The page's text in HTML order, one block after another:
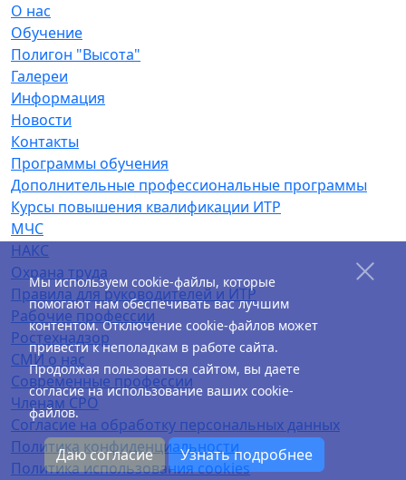
О нас
Обучение
Полигон "Высота"
Галереи
Информация
Новости
Контакты
Программы обучения
Дополнительные профессиональные программы
Курсы повышения квалификации ИТР
МЧС
НАКС
Охрана труда
Правила для руководителей и ИТР
Рабочие профессии
Ростехнадзор
СМИ о нас
Современные профессии
Членам СРО
Согласие на обработку персональных данных
Политика конфиденциальности
Политика использования cookies
Мы используем cookie-файлы, которые
помогают нам обеспечивать вас лучшим
контентом. Отключение cookie-файлов может
привести к неполадкам в работе сайта.
Продолжая пользоваться сайтом, вы даете
согласие на использование ваших cookie-
файлов.
Даю согласие Узнать подробнее